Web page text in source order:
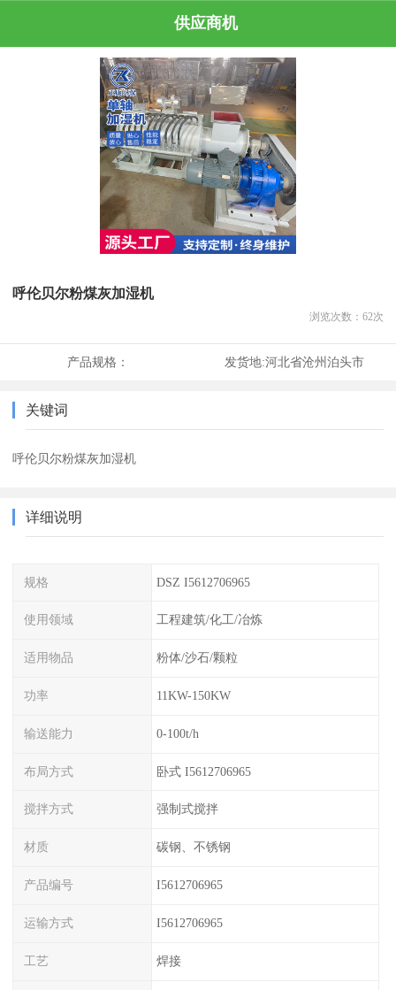
供应商机
呼伦贝尔粉煤灰加湿机
浏览次数： 62次
产品规格： 发货地:河北省沧州泊头市
关键词
呼伦贝尔粉煤灰加湿机
详细说明
规格 DSZ I5612706965
使用领域 工程建筑/化工/冶炼
适用物品 粉体/沙石/颗粒
功率 11KW-150KW
输送能力 0-100t/h
布局方式 卧式 I5612706965
搅拌方式 强制式搅拌
材质 碳钢、不锈钢
产品编号 I5612706965
运输方式 I5612706965
工艺 焊接